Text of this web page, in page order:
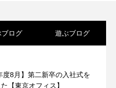
ブログ 遊ぶブログ
度8月】第二新卒の入社式を
【東京オフィス】